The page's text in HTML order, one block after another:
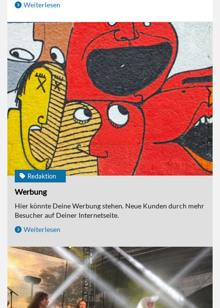
Weiterlesen
Redaktion
Werbung
Hier könnte Deine Werbung stehen. Neue Kunden durch mehr
Besucher auf Deiner Internetseite.
Weiterlesen